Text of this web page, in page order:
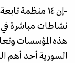
-إن ١٤ منظمة
نشاطات مباشرة
هذه المؤسسات
السورية أحد أهم